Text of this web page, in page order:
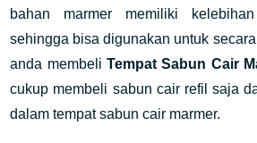
bahan marmer memiliki
sehingga bisa digunakan untuk
anda membeli Tempat Sabun Cair
cukup membeli sabun cair refil saja
dalam tempat sabun cair marmer.